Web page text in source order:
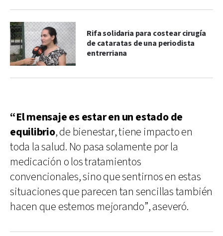
Rifa solidaria para costear cirugía
de cataratas de una periodista
entrerriana
“El mensaje es estar en un estado de
equilibrio, de bienestar, tiene impacto en
toda la salud. No pasa solamente por la
medicación o los tratamientos
convencionales, sino que sentirnos en estas
situaciones que parecen tan sencillas también
hacen que estemos mejorando”, aseveró.